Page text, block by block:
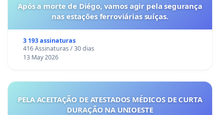
Após a morte de Diégo, vamos agir pela segurança
nas estações ferroviárias suíças.
3 193 assinaturas
416 Assinaturas / 30 dias
13 May 2026
PELA ACEITAÇÃO DE ATESTADOS MÉDICOS DE CURTA
DURAÇÃO NA UNIOESTE